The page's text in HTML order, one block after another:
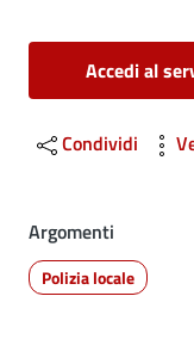
Accedi al
Condividi
Argomenti
Polizia locale